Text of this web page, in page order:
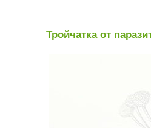
Тройчатка от